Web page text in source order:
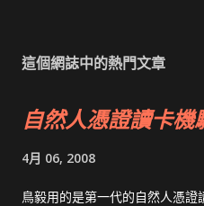
這個網誌中的熱門文章
自然人憑證讀卡機
4月 06, 2008
鳥毅用的是第一代的自然人憑